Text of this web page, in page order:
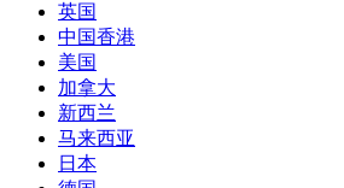
英国
中国香港
美国
加拿大
新西兰
马来西亚
日本